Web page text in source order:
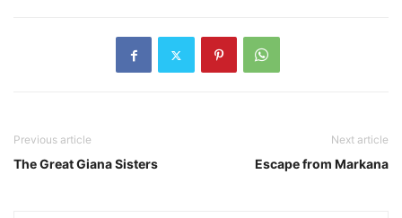
Previous article
The Great Giana Sisters
Next article
Escape from Markana